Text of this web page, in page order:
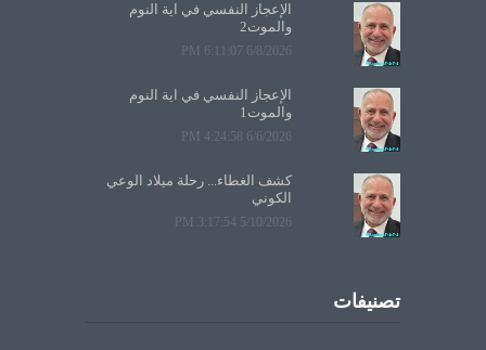
الإعجاز النفسي في آية النوم
والموت2
6/8/2026 6:11:07 PM
الإعجاز النفسي في آية النوم
والموت1
6/6/2026 4:24:58 PM
كشف الغطاء... رحلة ميلاد الوعي
الكوني
5/10/2026 3:17:54 PM
تصنيفات